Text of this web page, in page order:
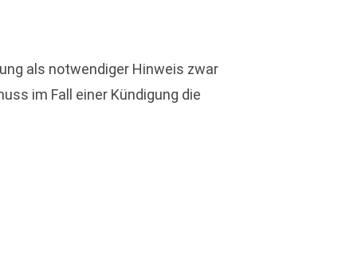
als notwendiger Hinweis zwar
im Fall einer Kündigung die